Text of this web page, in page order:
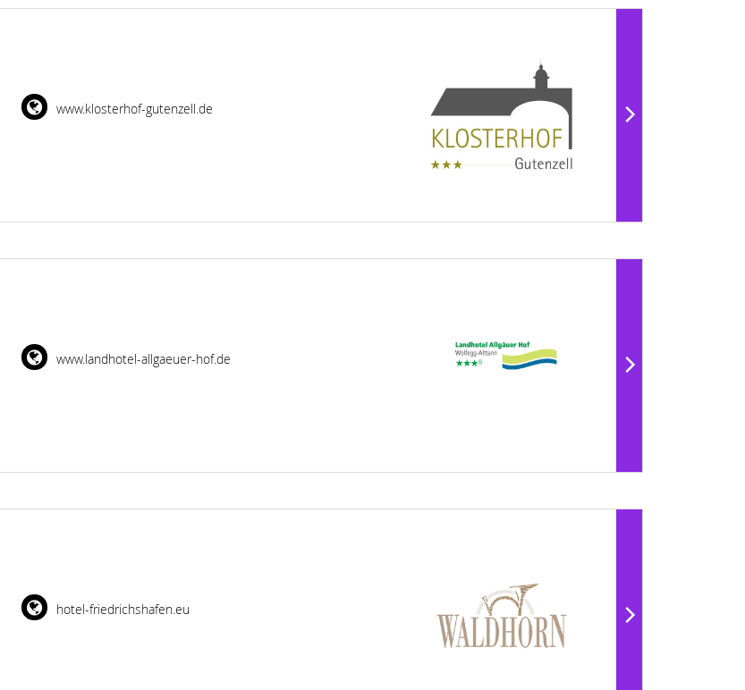
www.klosterhof-gutenzell.de
www.landhotel-allgaeuer-hof.de
hotel-friedrichshafen.eu